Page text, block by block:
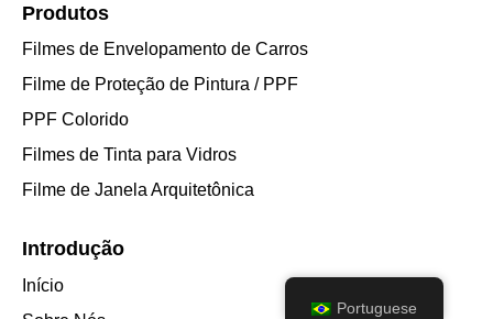
Produtos
Filmes de Envelopamento de Carros
Filme de Proteção de Pintura / PPF
PPF Colorido
Filmes de Tinta para Vidros
Filme de Janela Arquitetônica
Introdução
Início
Portuguese